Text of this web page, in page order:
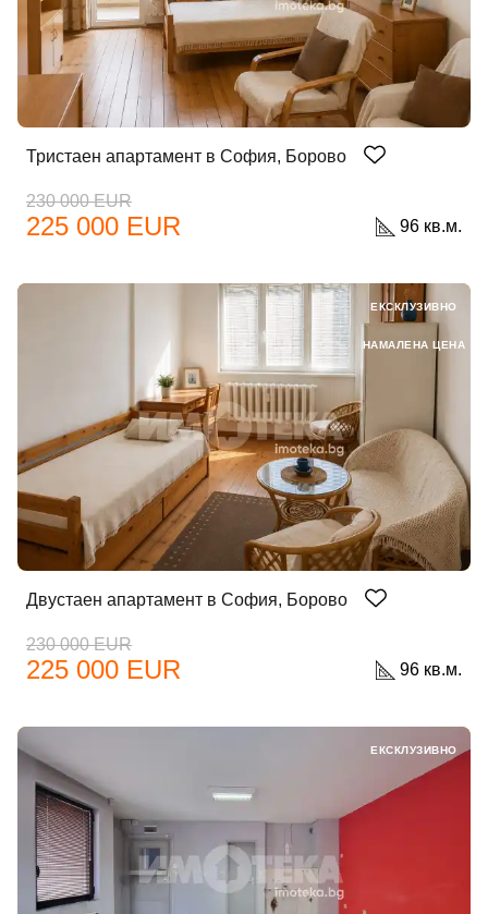
Тристаен апартамент в София, Борово
230 000 EUR
225 000 EUR 96 кв.м.
Двустаен апартамент в София, Борово
230 000 EUR
225 000 EUR 96 кв.м.
ЕКСКЛУЗИВНО
НАМАЛЕНА ЦЕНА
ЕКСКЛУЗИВНО